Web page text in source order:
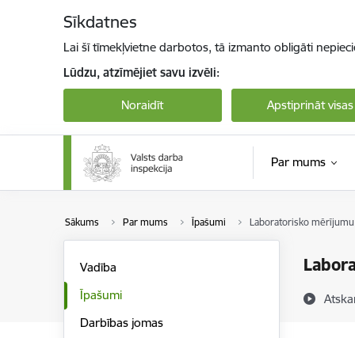
Sīkdatnes
Lai šī tīmekļvietne darbotos, tā izmanto obligāti
Lūdzu, atzīmējiet savu izvēli:
Noraidīt Apstiprināt visas
Par mums
Sākums Par mums Īpašumi Laboratorisko
Vadība
Īpašumi
Darbības jomas